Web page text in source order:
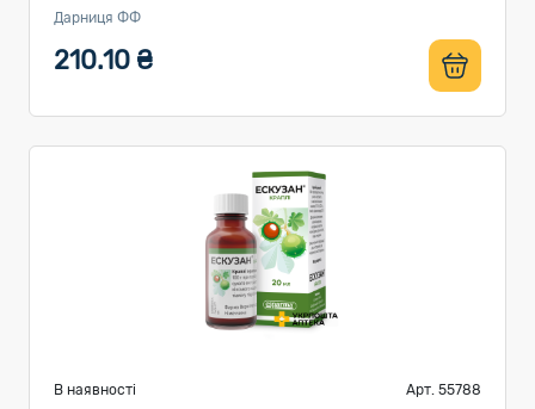
Дарниця ФФ
210.10 ₴
В наявності Арт. 55788